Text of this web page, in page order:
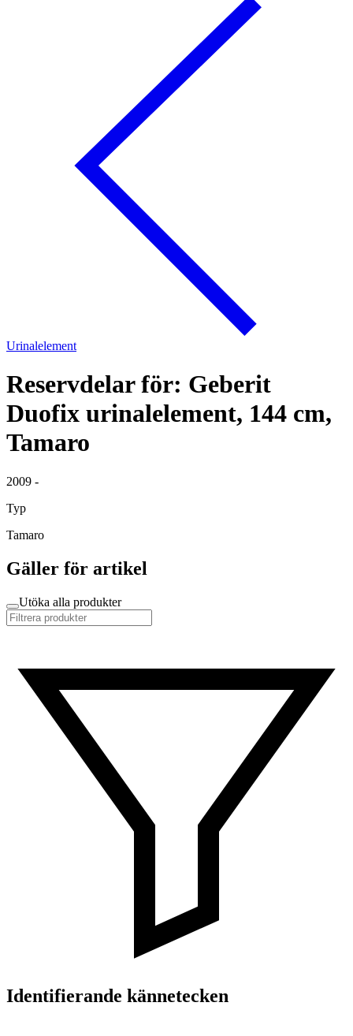
Urinalelement
Reservdelar för: Geberit
Duofix urinalelement, 144 cm,
Tamaro
2009 -
Typ
Tamaro
Gäller för artikel
Utöka alla produkter
Identifierande kännetecken